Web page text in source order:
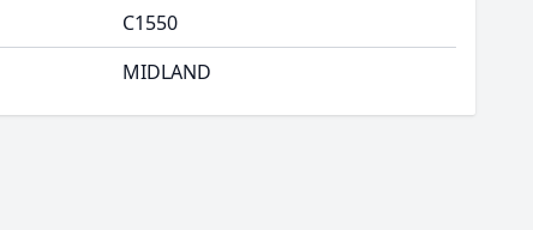
C1550
MIDLAND